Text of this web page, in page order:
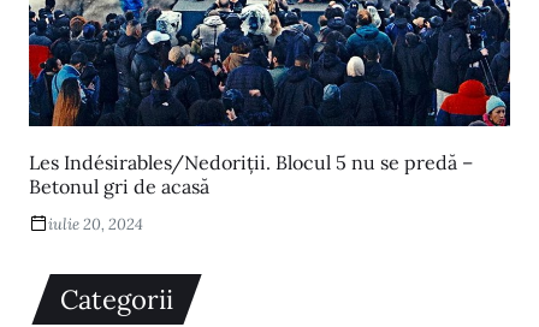
Les Indésirables/Nedoriții. Blocul 5 nu se predă –
Betonul gri de acasă
iulie 20, 2024
Categorii